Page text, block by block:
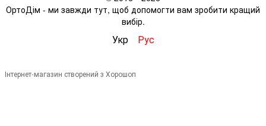
ОртоДім - ми завжди тут, щоб допомогти вам зробити кращий
вибір.
Укр Рус
Інтернет-магазин створений з Хорошоп